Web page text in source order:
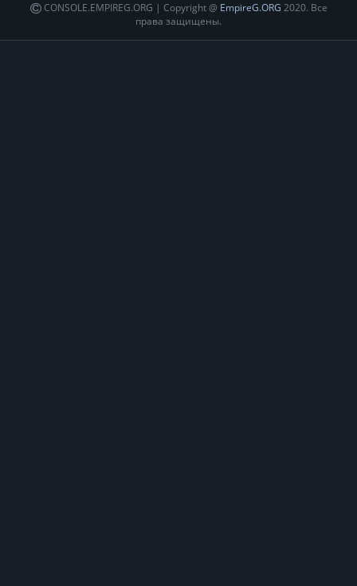
CONSOLE.EMPIREG.ORG | Copyright @ EmpireG.ORG 2020. Все
права защищены.